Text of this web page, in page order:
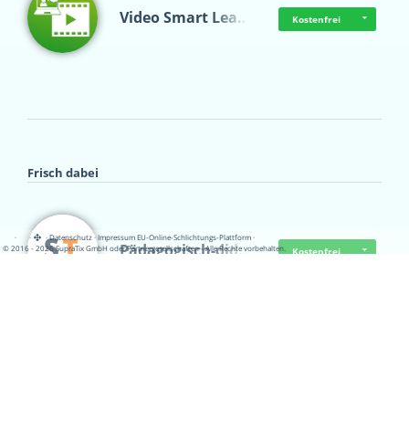
Video Smart Lea… Kostenfrei
Frisch dabei
Pädagogisch-did… Kostenfrei
· · ·Datenschutz·Impressum EU-Online-Schlichtungs-Plattform·
© 2016 - 2026 SupraTix GmbH oder Partnergesellschaften - Alle Rechte vorbehalten.